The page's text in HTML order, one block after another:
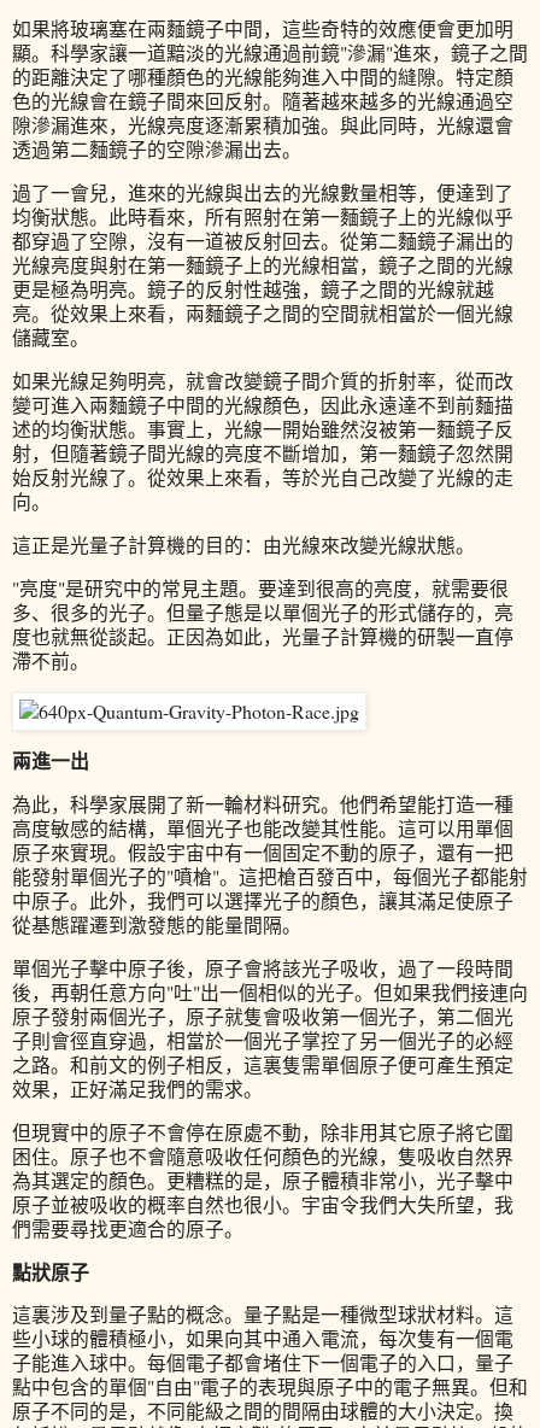
如果將玻璃塞在兩麵鏡子中間，這些奇特的效應便會更加明
顯。科學家讓一道黯淡的光線通過前鏡"滲漏"進來，鏡子之間
的距離決定了哪種顏色的光線能夠進入中間的縫隙。特定顏
色的光線會在鏡子間來回反射。隨著越來越多的光線通過空
隙滲漏進來，光線亮度逐漸累積加強。與此同時，光線還會
透過第二麵鏡子的空隙滲漏出去。
過了一會兒，進來的光線與出去的光線數量相等，便達到了
均衡狀態。此時看來，所有照射在第一麵鏡子上的光線似乎
都穿過了空隙，沒有一道被反射回去。從第二麵鏡子漏出的
光線亮度與射在第一麵鏡子上的光線相當，鏡子之間的光線
更是極為明亮。鏡子的反射性越強，鏡子之間的光線就越
亮。從效果上來看，兩麵鏡子之間的空間就相當於一個光線
儲藏室。
如果光線足夠明亮，就會改變鏡子間介質的折射率，從而改
變可進入兩麵鏡子中間的光線顏色，因此永遠達不到前麵描
述的均衡狀態。事實上，光線一開始雖然沒被第一麵鏡子反
射，但隨著鏡子間光線的亮度不斷增加，第一麵鏡子忽然開
始反射光線了。從效果上來看，等於光自己改變了光線的走
向。
這正是光量子計算機的目的：由光線來改變光線狀態。
"亮度"是研究中的常見主題。要達到很高的亮度，就需要很
多、很多的光子。但量子態是以單個光子的形式儲存的，亮
度也就無從談起。正因為如此，光量子計算機的研製一直停
滯不前。
兩進一出
為此，科學家展開了新一輪材料研究。他們希望能打造一種
高度敏感的結構，單個光子也能改變其性能。這可以用單個
原子來實現。假設宇宙中有一個固定不動的原子，還有一把
能發射單個光子的"噴槍"。這把槍百發百中，每個光子都能射
中原子。此外，我們可以選擇光子的顏色，讓其滿足使原子
從基態躍遷到激發態的能量間隔。
單個光子擊中原子後，原子會將該光子吸收，過了一段時間
後，再朝任意方向"吐"出一個相似的光子。但如果我們接連向
原子發射兩個光子，原子就隻會吸收第一個光子，第二個光
子則會徑直穿過，相當於一個光子掌控了另一個光子的必經
之路。和前文的例子相反，這裏隻需單個原子便可產生預定
效果，正好滿足我們的需求。
但現實中的原子不會停在原處不動，除非用其它原子將它圍
困住。原子也不會隨意吸收任何顏色的光線，隻吸收自然界
為其選定的顏色。更糟糕的是，原子體積非常小，光子擊中
原子並被吸收的概率自然也很小。宇宙令我們大失所望，我
們需要尋找更適合的原子。
點狀原子
這裏涉及到量子點的概念。量子點是一種微型球狀材料。這
些小球的體積極小，如果向其中通入電流，每次隻有一個電
子能進入球中。每個電子都會堵住下一個電子的入口，量子
點中包含的單個"自由"電子的表現與原子中的電子無異。但和
原子不同的是，不同能級之間的間隔由球體的大小決定。換